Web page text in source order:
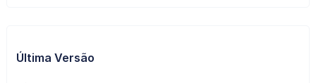
Última Versão